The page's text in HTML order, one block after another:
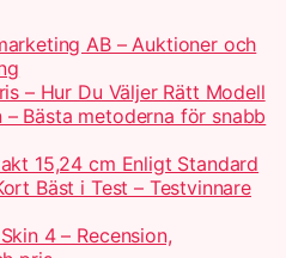
AB – Auktioner och
– Hur Du Väljer Rätt Modell
– Bästa metoderna för snabb
15,24 cm Enligt Standard
Bäst i Test – Testvinnare
4 – Recension,